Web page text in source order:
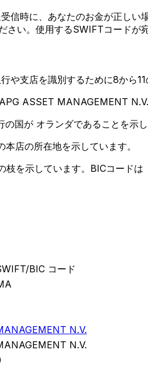
信時に、あなたのお金が正し
い。使用するSWIFTコードが
や支店を識別するために8から11
ASSET MANAGEMENT
の国が オランダであることを示し
本店の所在地を示しています。
枝を示しています。BICコードは
BIC コード
N.V.
N.V.